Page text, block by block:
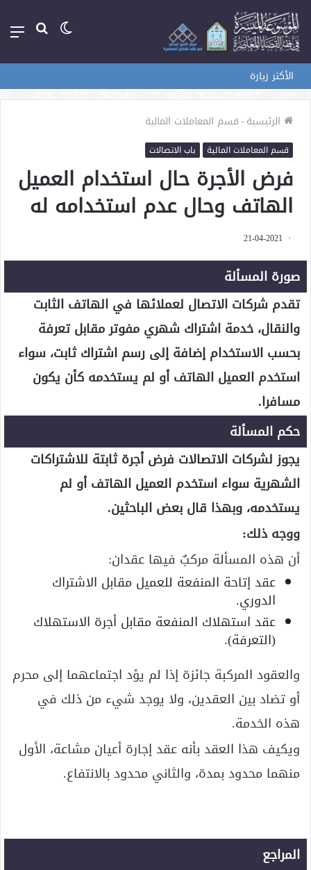
بحث الوضع
الأكثر زيارة
الرئيسية-قسم المعاملات المالية
قسم المعاملات المالية باب الاتصالات
فرض الأجرة حال استخدام العميل
الهاتف وحال عدم استخدامه له
21-04-2021
صورة المسألة
تقدم شركات الاتصال لعملائها في الهاتف الثابت
والنقال، خدمة اشتراك شهري مفوتر مقابل تعرفة
بحسب الاستخدام إضافة إلى رسم اشتراك ثابت، سواء
استخدم العميل الهاتف أو لم يستخدمه كأن يكون
مسافرا.
حكم المسألة
يجوز لشركات الاتصالات فرض أجرة ثابتة للاشتراكات
الشهرية سواء استخدم العميل الهاتف أو لم
يستخدمه، وبهذا قال بعض الباحثين.
ووجه ذلك:
أن هذه المسألة مركبٌ فيها عقدان:
عقد إتاحة المنفعة للعميل مقابل الاشتراك
الدوري.
عقد استهلاك المنفعة مقابل أجرة الاستهلاك
(التعرفة).
والعقود المركبة جائزة إذا لم يؤد اجتماعهما إلى محرم
أو تضاد بين العقدين، ولا يوجد شيء من ذلك في
هذه الخدمة.
ويكيف هذا العقد بأنه عقد إجارة أعيان مشاعة، الأول
منهما محدود بمدة، والثاني محدود بالانتفاع.
المراجع